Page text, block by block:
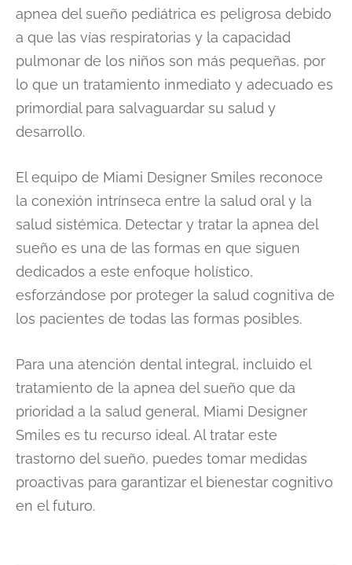
apnea del sueño pediátrica es peligrosa debido
a que las vías respiratorias y la capacidad
pulmonar de los niños son más pequeñas, por
lo que un tratamiento inmediato y adecuado es
primordial para salvaguardar su salud y
desarrollo.
El equipo de Miami Designer Smiles reconoce
la conexión intrínseca entre la salud oral y la
salud sistémica. Detectar y tratar la apnea del
sueño es una de las formas en que siguen
dedicados a este enfoque holístico,
esforzándose por proteger la salud cognitiva de
los pacientes de todas las formas posibles.
Para una atención dental integral, incluido el
tratamiento de la apnea del sueño que da
prioridad a la salud general, Miami Designer
Smiles es tu recurso ideal. Al tratar este
trastorno del sueño, puedes tomar medidas
proactivas para garantizar el bienestar cognitivo
en el futuro.